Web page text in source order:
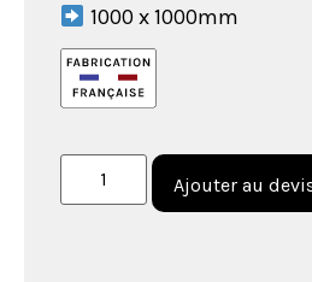
1000 x 1000mm
Ajouter au